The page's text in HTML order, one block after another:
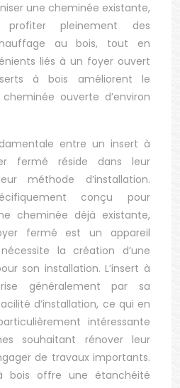
une cheminée existante,
pleinement des
au bois, tout en
liés à un foyer ouvert
à bois améliorent le
ouverte d’environ
entre un insert à
fermé réside dans leur
méthode d’installation.
conçu pour
cheminée déjà existante,
fermé est un appareil
la création d’une
son installation. L’insert à
généralement par sa
d’installation, ce qui en
intéressante
souhaitant rénover leur
de travaux importants.
bois offre une étanchéité